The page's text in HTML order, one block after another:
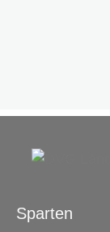
Sparten